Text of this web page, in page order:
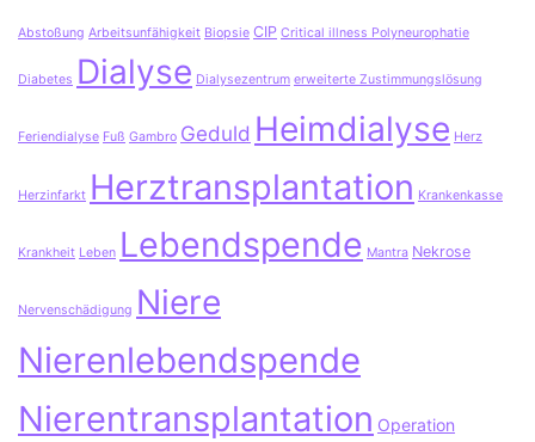
Abstoßung Arbeitsunfähigkeit Biopsie CIP Critical illness Polyneurophatie
Diabetes Dialyse Dialysezentrum erweiterte Zustimmungslösung
Feriendialyse Fuß Gambro Geduld Heimdialyse Herz
Herzinfarkt Herztransplantation Krankenkasse
Krankheit Leben Lebendspende Mantra Nekrose
Nervenschädigung Niere
Nierenlebendspende
Nierentransplantation Operation